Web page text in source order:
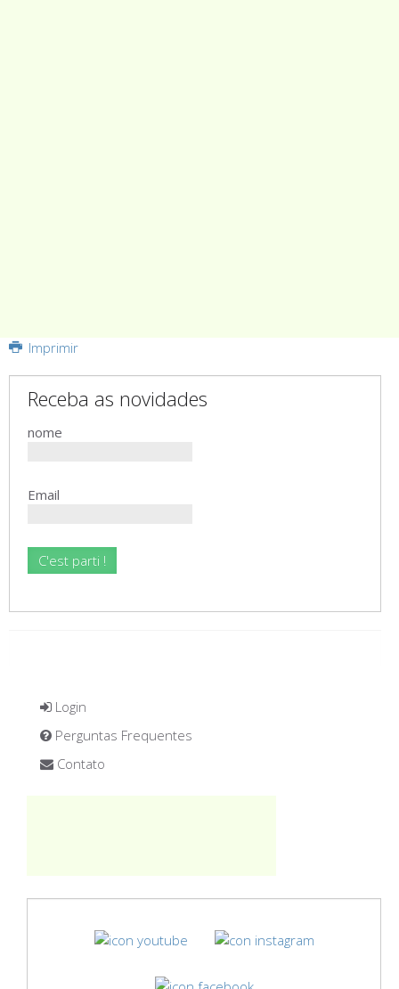
Imprimir
Receba as novidades
nome
Email
Login
Perguntas Frequentes
Contato